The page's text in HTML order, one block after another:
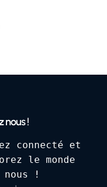
nous !
connecté et
le monde
nous !